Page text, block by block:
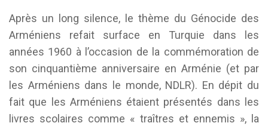
Après un long silence, le thème du Génocide des
Arméniens refait surface en Turquie dans les
années 1960 à l’occasion de la commémoration de
son cinquantième anniversaire en Arménie (et par
les Arméniens dans le monde, NDLR). En dépit du
fait que les Arméniens étaient présentés dans les
livres scolaires comme « traîtres et ennemis », la